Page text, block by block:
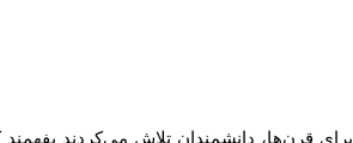
دانشمندان تلاش می‌کردند بفهمند